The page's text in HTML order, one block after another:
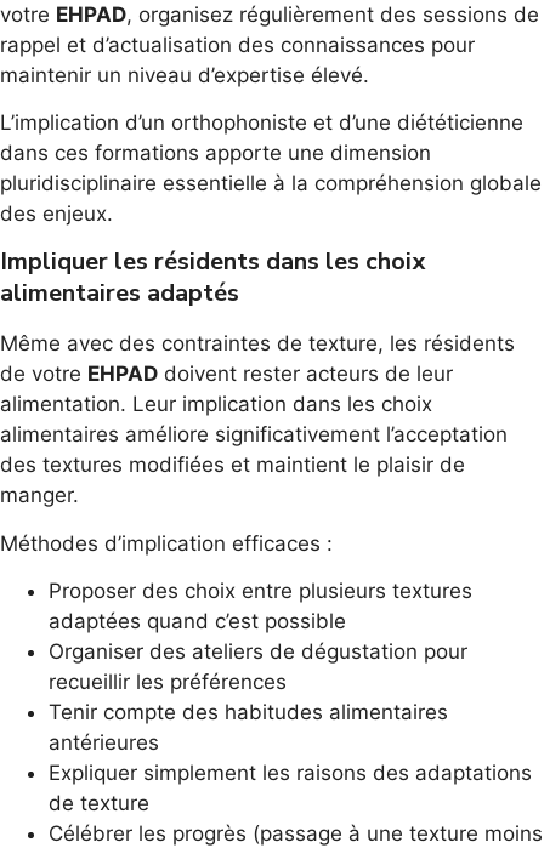
votre EHPAD, organisez régulièrement des sessions de
rappel et d’actualisation des connaissances pour
maintenir un niveau d’expertise élevé.
L’implication d’un orthophoniste et d’une diététicienne
dans ces formations apporte une dimension
pluridisciplinaire essentielle à la compréhension globale
des enjeux.
Impliquer les résidents dans les choix
alimentaires adaptés
Même avec des contraintes de texture, les résidents
de votre EHPAD doivent rester acteurs de leur
alimentation. Leur implication dans les choix
alimentaires améliore significativement l’acceptation
des textures modifiées et maintient le plaisir de
manger.
Méthodes d’implication efficaces :
Proposer des choix entre plusieurs textures
adaptées quand c’est possible
Organiser des ateliers de dégustation pour
recueillir les préférences
Tenir compte des habitudes alimentaires
antérieures
Expliquer simplement les raisons des adaptations
de texture
Célébrer les progrès (passage à une texture moins